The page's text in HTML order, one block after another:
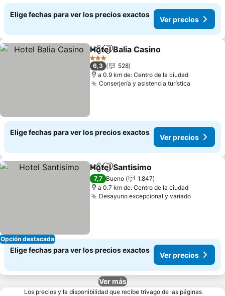
Elige fechas para ver los precios exactos
Ver precios
CompartirAgregar a favoritos
Hotel Balia Casino
3 Estrellas
6,3
528
a 0.9 km de: Centro de la ciudad
Conserjería y asistencia turística
Elige fechas para ver los precios exactos
Ver precios
Opción destacada
CompartirAgregar a favoritos
Hotel Santisimo
7,7 Bueno
1.847
a 0.7 km de: Centro de la ciudad
Desayuno excepcional y variadoVer
Elige fechas para ver los precios exactos
Ver precios
Ver más
Los precios y la disponibilidad que recibe trivago de las páginas